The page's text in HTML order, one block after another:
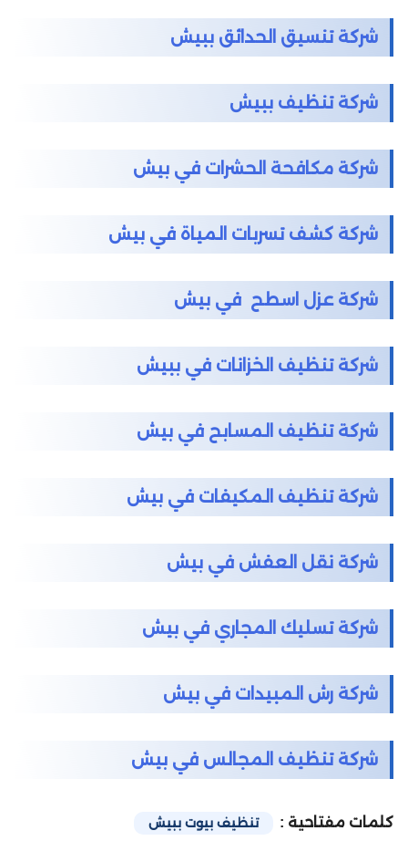
شركة تنسيق الحدائق ببيش
شركة تنظيف ببيش
شركة مكافحة الحشرات في بيش
شركة كشف تسربات المياة في بيش
شركة عزل اسطح في بيش
شركة تنظيف الخزانات في ببيش
شركة تنظيف المسابح في بيش
شركة تنظيف المكيفات في بيش
شركة نقل العفش في بيش
شركة تسليك المجاري في بيش
شركة رش المبيدات في بيش
شركة تنظيف المجالس في بيش
كلمات مفتاحية : تنظيف بيوت ببيش